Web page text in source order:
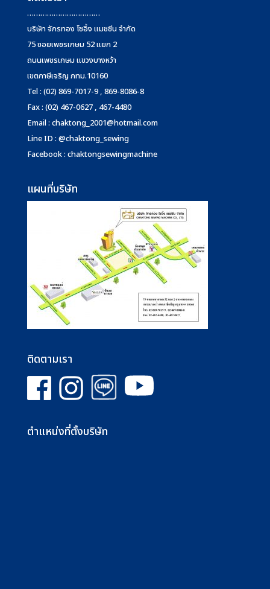
……………………………
บริษัท จักรทอง โซอิ้ง แมชชีน จำกัด
75 ซอยเพชรเกษม 52 แยก 2
ถนนเพชรเกษม แขวงบางหว้า
เขตภาษีเจริญ กทม.10160
Tel : (02) 869-7017-9 , 869-8086-8
Fax : (02) 467-0627 , 467-4480
Email : chaktong_2001@hotmail.com
Line ID : @chaktong_sewing
Facebook : chaktongsewingmachine
แผนที่บริษัท
ติดตามเรา
ตำแหน่งที่ตั้งบริษัท